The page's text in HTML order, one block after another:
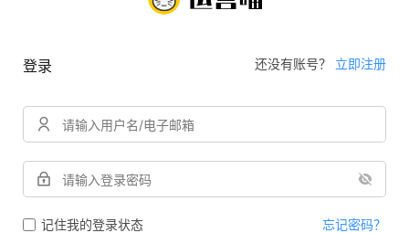
登录 还没有账号？ 立即注册
记住我的登录状态 忘记密码？